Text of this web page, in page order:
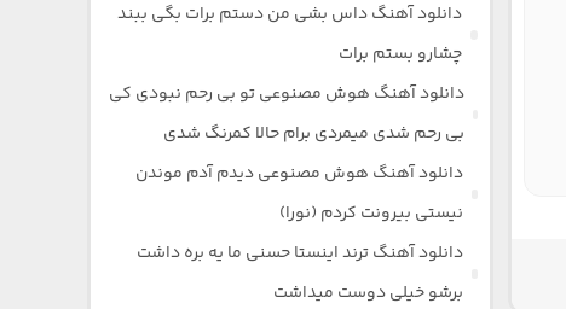
دانلود آهنگ داس بشی من دستم برات بگی ببند
چشارو بستم برات
دانلود آهنگ هوش مصنوعی تو بی رحم نبودی کی
بی رحم شدی میمردی برام حالا کمرنگ شدی
دانلود آهنگ هوش مصنوعی دیدم آدم موندن
نیستی بیرونت کردم (نورا)
دانلود آهنگ ترند اینستا حسنی ما یه بره داشت
برشو خیلی دوست میداشت